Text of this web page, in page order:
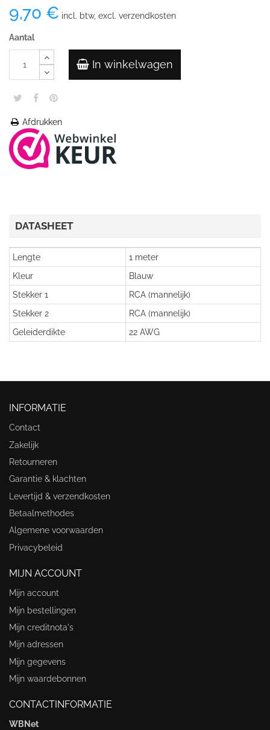
9,70 € incl. btw, excl. verzendkosten
Aantal
In winkelwagen
Afdrukken
DATASHEET
Lengte
1 meter
Kleur
Blauw
Stekker 1
RCA (mannelijk)
Stekker 2
RCA (mannelijk)
Geleiderdikte
22 AWG
INFORMATIE
Contact
Zakelijk
Retourneren
Garantie & klachten
Levertijd & verzendkosten
Betaalmethodes
Algemene voorwaarden
Privacybeleid
MIJN ACCOUNT
Mijn account
Mijn bestellingen
Mijn creditnota's
Mijn adressen
Mijn gegevens
Mijn waardebonnen
CONTACTINFORMATIE
WBNet